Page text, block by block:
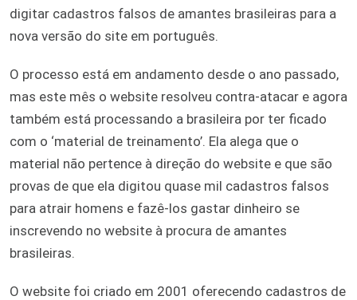
digitar cadastros falsos de amantes brasileiras para a
nova versão do site em português.
O processo está em andamento desde o ano passado,
mas este mês o website resolveu contra-atacar e agora
também está processando a brasileira por ter ficado
com o ‘material de treinamento’. Ela alega que o
material não pertence à direção do website e que são
provas de que ela digitou quase mil cadastros falsos
para atrair homens e fazê-los gastar dinheiro se
inscrevendo no website à procura de amantes
brasileiras.
O website foi criado em 2001 oferecendo cadastros de